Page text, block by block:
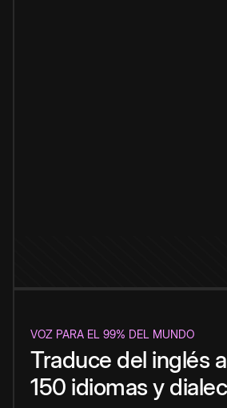
VOZ PARA EL 99% DEL MUNDO
Traduce del inglés
150 idiomas y